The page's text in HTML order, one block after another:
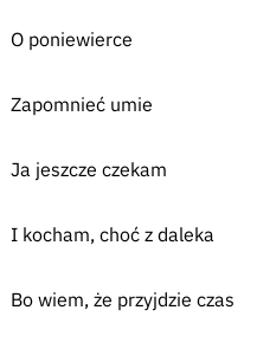
O poniewierce
Zapomnieć umie
Ja jeszcze czekam
I kocham, choć z daleka
Bo wiem, że przyjdzie czas